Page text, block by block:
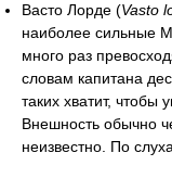
Васто Лорде (Vasto
наиболее сильные
много раз
словам капитана
таких хватит, чтобы
Внешность обычно
неизвестно. По